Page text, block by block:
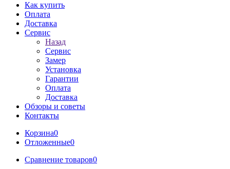
Как купить
Оплата
Доставка
Сервис
Назад
Сервис
Замер
Установка
Гарантии
Оплата
Доставка
Обзоры и советы
Контакты
Корзина0
Отложенные0
Сравнение товаров0